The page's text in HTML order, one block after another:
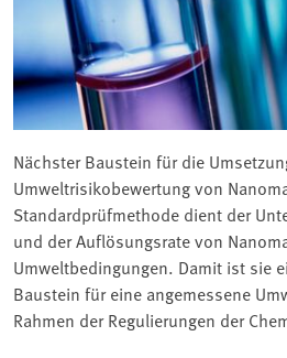
Nächster Baustein für die
Umweltrisikobewertung von
Standardprüfmethode dient der
und der Auflösungsrate von
Umweltbedingungen. Damit ist sie
Baustein für eine angemessene
Rahmen der Regulierungen der